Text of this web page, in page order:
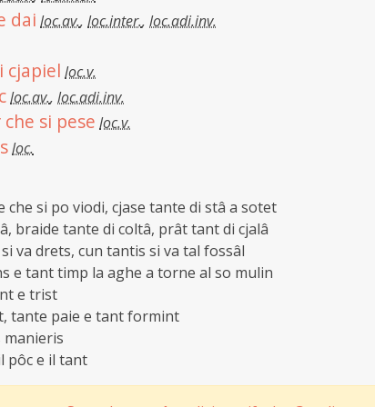
dai loc.av., loc.inter., loc.adi.inv.
cjapiel loc.v.
loc.av., loc.adi.inv.
si pese loc.v.
loc.
che si po viodi, cjase tante di stâ a sotet
braide tante di coltâ, prât tant di cjalâ
va drets, cun tantis si va tal fossâl
e tant timp la aghe a torne al so mulin
e trist
tante paie e tant formint
pôc e il tant